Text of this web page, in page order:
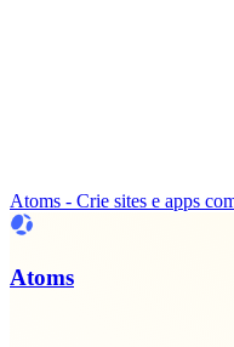
Atoms - Crie sites e apps
Atoms